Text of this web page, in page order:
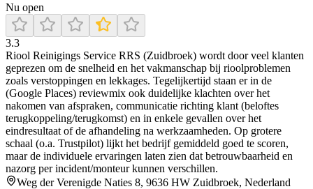
Nu open
3.3
Riool Reinigings Service RRS (Zuidbroek) wordt door veel klanten
geprezen om de snelheid en het vakmanschap bij rioolproblemen
zoals verstoppingen en lekkages. Tegelijkertijd staan er in de
(Google Places) reviewmix ook duidelijke klachten over het
nakomen van afspraken, communicatie richting klant (beloftes
terugkoppeling/terugkomst) en in enkele gevallen over het
eindresultaat of de afhandeling na werkzaamheden. Op grotere
schaal (o.a. Trustpilot) lijkt het bedrijf gemiddeld goed te scoren,
maar de individuele ervaringen laten zien dat betrouwbaarheid en
nazorg per incident/monteur kunnen verschillen.
Weg der Verenigde Naties 8, 9636 HW Zuidbroek, Nederland